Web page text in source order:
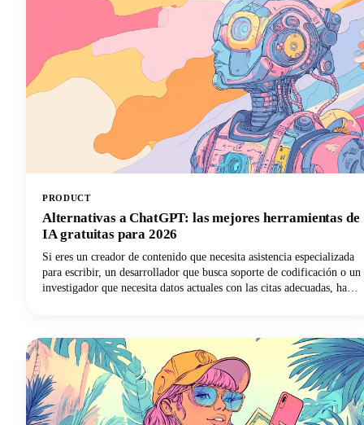
PRODUCT
Alternativas a ChatGPT: las mejores herramientas de
IA gratuitas para 2026
Si eres un creador de contenido que necesita asistencia especializada
para escribir, un desarrollador que busca soporte de codificación o un
investigador que necesita datos actuales con las citas adecuadas, hay
destacadas y te ayudamos a descubrir qué alternativa de ChatGPT
transformará tu forma de trabajar.